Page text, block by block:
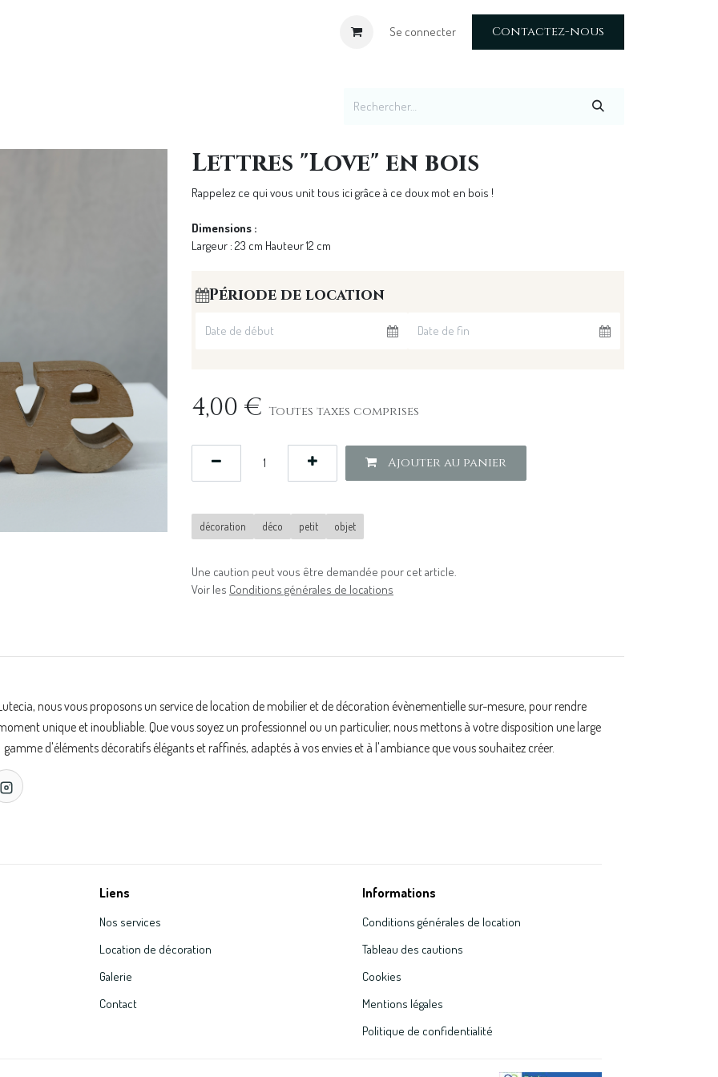
Se connecter Contactez-nous
Lettres "Love" en bois
Rappelez ce qui vous unit tous ici grâce à ce doux mot en bois !
Dimensions :
Largeur : 23 cm Hauteur 12 cm
Période de location
4,00 € Toutes taxes comprises
Ajouter au panier
décoration déco petit objet
Une caution peut vous être demandée pour cet article.
Voir les Conditions générales de locations
nous vous proposons un service de location de mobilier et de décoration évènementielle sur-mesure, pour rendre
unique et inoubliable. Que vous soyez un professionnel ou un particulier, nous mettons à votre disposition une large
gamme d'éléments décoratifs élégants et raffinés, adaptés à vos envies et à l'ambiance que vous souhaitez créer.
Liens
Nos services
Location de décoration
Galerie
Contact
Informations
Conditions générales de location
Tableau des cautions
Cookies
Mentions légales
Politique de confidentialité